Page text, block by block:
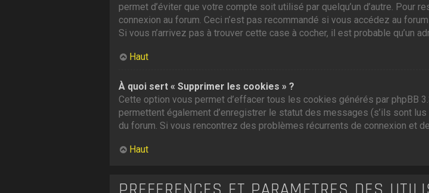
permet d’éviter que votre compte soit utilisé par quelqu’un d’autre.
connexion au forum. Ceci n’est pas recommandé si vous accédez au
Si vous n’arrivez pas à trouver cette case à cocher, il est probable qu’un
Haut
À quoi sert « Supprimer les cookies » ?
Cette option vous permet d’effacer tous les cookies générés par phpBB
permettent également d’enregistrer le statut des messages (s’ils sont
du forum. Si vous rencontrez des problèmes récurrents de connexion et
Haut